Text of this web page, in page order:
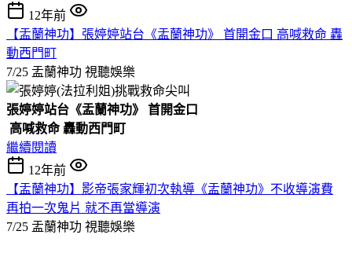
12年前
【盂蘭神功】張婷婷站台《盂蘭神功》 首開金口 高喊救命 轟
動西門町
7/25 盂蘭神功 視聽娛樂
張婷婷站台《盂蘭神功》
首開金口
高喊救命 轟動西門町
繼續閱讀
12年前
【盂蘭神功】影帝張家輝初次執導《盂蘭神功》不收導演費
再拍一次鬼片 就不再當導演
7/25 盂蘭神功 視聽娛樂